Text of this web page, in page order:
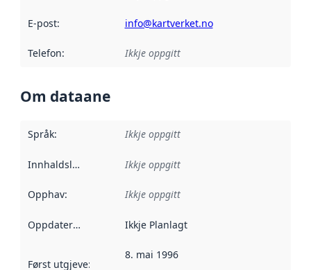
E-post: info@kartverket.no
Telefon: Ikkje oppgitt
Om dataane
Språk: Ikkje oppgitt
Innhaldsleverandørar :
Ikkje oppgitt
Opphav: Ikkje oppgitt
Oppdateringsfrekvens :
Ikkje Planlagt
Først utgjeve:
8. mai 1996